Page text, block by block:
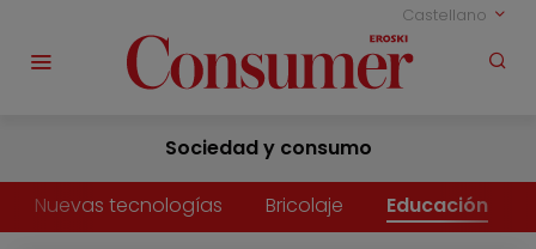
Castellano
Sociedad y consumo
Nuevas tecnologías Bricolaje Educación